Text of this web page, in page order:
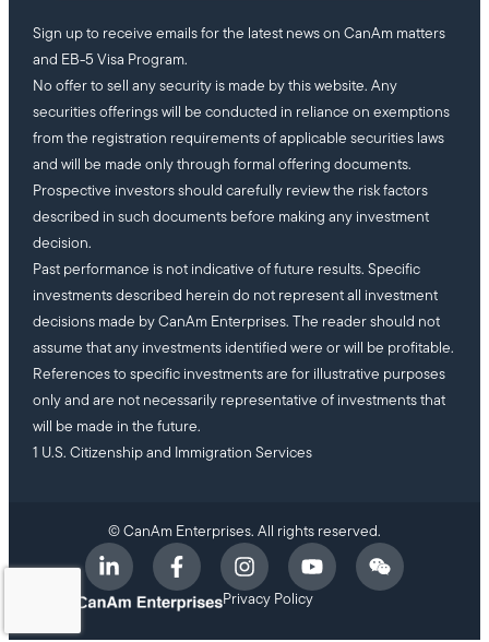
Sign up to receive emails for the latest news on CanAm matters
and EB-5 Visa Program.
No offer to sell any security is made by this website. Any
securities offerings will be conducted in reliance on exemptions
from the registration requirements of applicable securities laws
and will be made only through formal offering documents.
Prospective investors should carefully review the risk factors
described in such documents before making any investment
decision.
Past performance is not indicative of future results. Specific
investments described herein do not represent all investment
decisions made by CanAm Enterprises. The reader should not
assume that any investments identified were or will be profitable.
References to specific investments are for illustrative purposes
only and are not necessarily representative of investments that
will be made in the future.
1 U.S. Citizenship and Immigration Services
© CanAm Enterprises. All rights reserved.
Privacy Policy